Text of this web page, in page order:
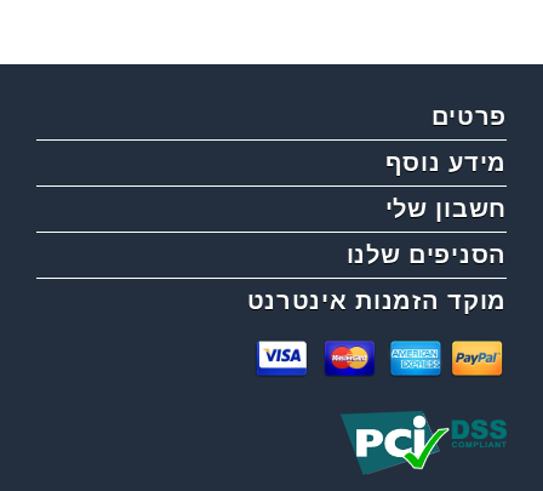
פרטים
מידע נוסף
חשבון שלי
הסניפים שלנו
מוקד הזמנות אינטרנט